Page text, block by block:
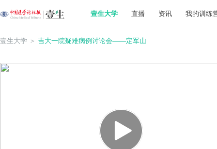
壹生大学 直播 资讯 我的训练
壹生大学 ＞ 吉大一院疑难病例讨论会——定军山